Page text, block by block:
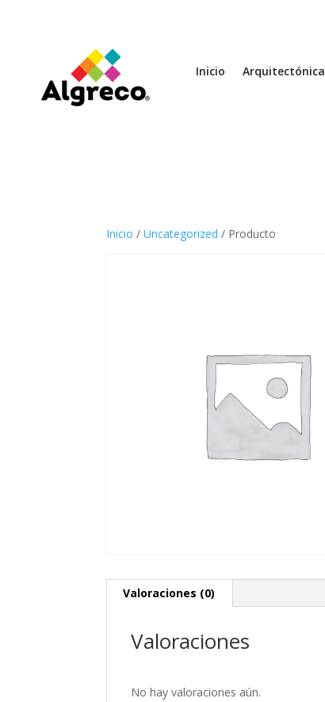
Inicio Arquitectónica
Inicio /Uncategorized / Producto
Valoraciones (0)
Valoraciones
No hay valoraciones aún.